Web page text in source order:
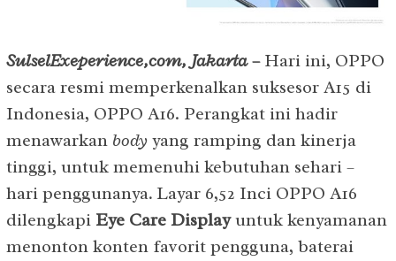
SulselExeperience,com, Jakarta– Hari ini, OPPO
secara resmi memperkenalkan suksesor A15 di
Indonesia, OPPO A16. Perangkat ini hadir
menawarkan body yang ramping dan kinerja
tinggi, untuk memenuhi kebutuhan sehari –
hari penggunanya. Layar 6,52 Inci OPPO A16
dilengkapi Eye Care Displayuntuk kenyamanan
menonton konten favorit pengguna, baterai